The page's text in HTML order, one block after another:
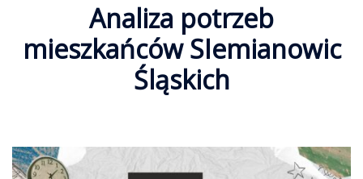
Analiza potrzeb
mieszkańców SIemianowic
Śląskich